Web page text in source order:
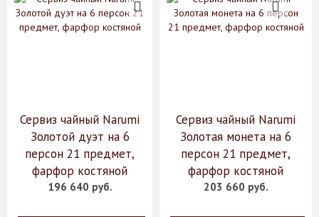
Сервиз чайный Narumi
Золотой дуэт на 6
персон 21 предмет,
фарфор костяной
196 640 руб.
Сервиз чайный Narumi
Золотая монета на 6
персон 21 предмет,
фарфор костяной
203 660 руб.